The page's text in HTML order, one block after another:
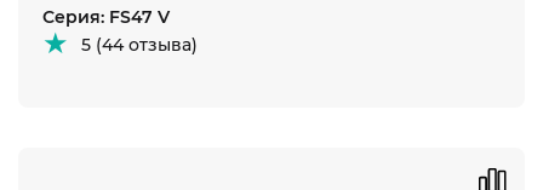
Серия: FS47 V
5 (44 отзыва)